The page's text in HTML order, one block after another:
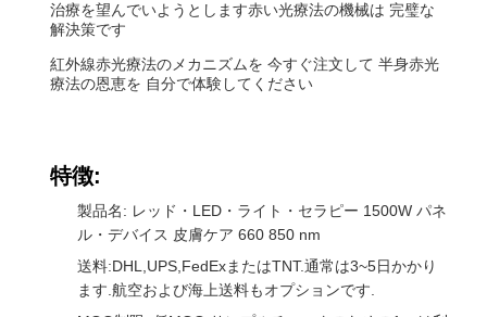
治療を望んでいようとします赤い光療法の機械は 完璧な
解決策です
紅外線赤光療法のメカニズムを 今すぐ注文して 半身赤光
療法の恩恵を 自分で体験してください
特徴:
製品名: レッド・LED・ライト・セラピー 1500W パネ
ル・デバイス 皮膚ケア 660 850 nm
送料:DHL,UPS,FedExまたはTNT.通常は3~5日かかり
ます.航空および海上送料もオプションです.